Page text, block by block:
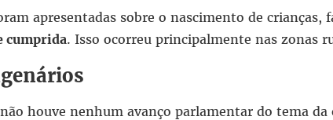
apresentadas sobre o nascimento de crianças,
cumprida. Isso ocorreu principalmente nas zonas
não houve nenhum avanço parlamentar do tema da